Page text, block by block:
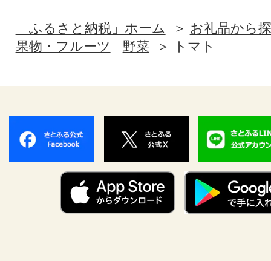
「ふるさと納税」ホーム
お礼品から
果物・フルーツ
野菜 トマト